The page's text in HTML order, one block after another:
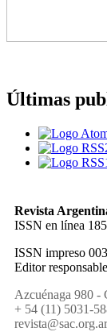
Últimas
Revista
ISSN en línea
ISSN impreso
Editor
Azcuénaga 980
+ 54 (11) 5031-
revista@sac.org.ar